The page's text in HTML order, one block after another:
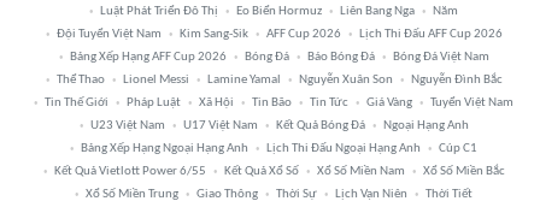
Luật Phát Triển Đô Thị
Eo Biển Hormuz Liên Bang Nga
Năm
Đội Tuyển Việt Nam
Kim Sang-Sik AFF Cup 2026
Lịch Thi Đấu AFF Cup 2026
Bảng Xếp Hạng AFF Cup 2026
Bóng Đá Báo Bóng Đá
Bóng Đá Việt Nam
Thể Thao
Lionel Messi Lamine Yamal Nguyễn Xuân Son
Nguyễn Đình Bắc
Tin Thế Giới
Pháp Luật Xã Hội Tin Bão Tin Tức Giá Vàng
Tuyển Việt Nam
U23 Việt Nam
U17 Việt Nam Kết Quả Bóng Đá
Ngoại Hạng Anh
Bảng Xếp Hạng Ngoại Hạng Anh
Lịch Thi Đấu Ngoại Hạng Anh
Cúp C1
Kết Quả Vietlott Power 6/55
Kết Quả Xổ Số Xổ Số Miền Nam
Xổ Số Miền Bắc
Xổ Số Miền Trung
Giao Thông Thời Sự Lịch Vạn Niên Thời Tiết